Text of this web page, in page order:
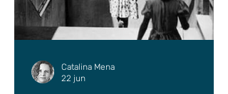
Catalina Mena
22 jun